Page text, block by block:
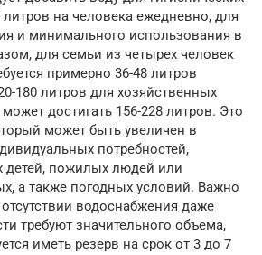
на человека ежедневно, для
и минимального использования в
для семьи из четырех человек
примерно 36-48 литров
180 литров для хозяйственных
достигать 156-228 литров. Это
может быть увеличен в
потребностей,
детей, пожилых людей или
а также погодных условий. Важно
водоснабжения даже
требуют значительного объема,
иметь резерв на срок от 3 до 7